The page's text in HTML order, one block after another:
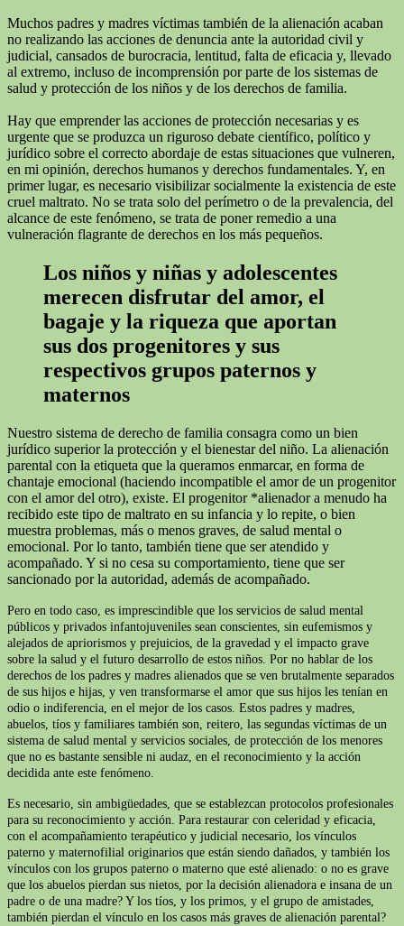
Muchos padres y madres víctimas también de la alienación acaban
no realizando las acciones de denuncia ante la autoridad civil y
judicial, cansados de burocracia, lentitud, falta de eficacia y, llevado
al extremo, incluso de incomprensión por parte de los sistemas de
salud y protección de los niños y de los derechos de familia.
Hay que emprender las acciones de protección necesarias y es
urgente que se produzca un riguroso debate científico, político y
jurídico sobre el correcto abordaje de estas situaciones que vulneren,
en mi opinión, derechos humanos y derechos fundamentales. Y, en
primer lugar, es necesario visibilizar socialmente la existencia de este
cruel maltrato. No se trata solo del perímetro o de la prevalencia, del
alcance de este fenómeno, se trata de poner remedio a una
vulneración flagrante de derechos en los más pequeños.
Los niños y niñas y adolescentes
merecen disfrutar del amor, el
bagaje y la riqueza que aportan
sus dos progenitores y sus
respectivos grupos paternos y
maternos
Nuestro sistema de derecho de familia consagra como un bien
jurídico superior la protección y el bienestar del niño. La alienación
parental con la etiqueta que la queramos enmarcar, en forma de
chantaje emocional (haciendo incompatible el amor de un progenitor
con el amor del otro), existe. El progenitor *alienador a menudo ha
recibido este tipo de maltrato en su infancia y lo repite, o bien
muestra problemas, más o menos graves, de salud mental o
emocional. Por lo tanto, también tiene que ser atendido y
acompañado. Y si no cesa su comportamiento, tiene que ser
sancionado por la autoridad, además de acompañado.
Pero en todo caso, es imprescindible que los servicios de salud mental
públicos y privados infantojuveniles sean conscientes, sin eufemismos y
alejados de apriorismos y prejuicios, de la gravedad y el impacto grave
sobre la salud y el futuro desarrollo de estos niños. Por no hablar de los
derechos de los padres y madres alienados que se ven brutalmente separados
de sus hijos e hijas, y ven transformarse el amor que sus hijos les tenían en
odio o indiferencia, en el mejor de los casos. Estos padres y madres,
abuelos, tíos y familiares también son, reitero, las segundas víctimas de un
sistema de salud mental y servicios sociales, de protección de los menores
que no es bastante sensible ni audaz, en el reconocimiento y la acción
decidida ante este fenómeno.
Es necesario, sin ambigüedades, que se establezcan protocolos profesionales
para su reconocimiento y acción. Para restaurar con celeridad y eficacia,
con el acompañamiento terapéutico y judicial necesario, los vínculos
paterno y maternofilial originarios que están siendo dañados, y también los
vínculos con los grupos paterno o materno que esté alienado: o no es grave
que los abuelos pierdan sus nietos, por la decisión alienadora e insana de un
padre o de una madre? Y los tíos, y los primos, y el grupo de amistades,
también pierdan el vínculo en los casos más graves de alienación parental?